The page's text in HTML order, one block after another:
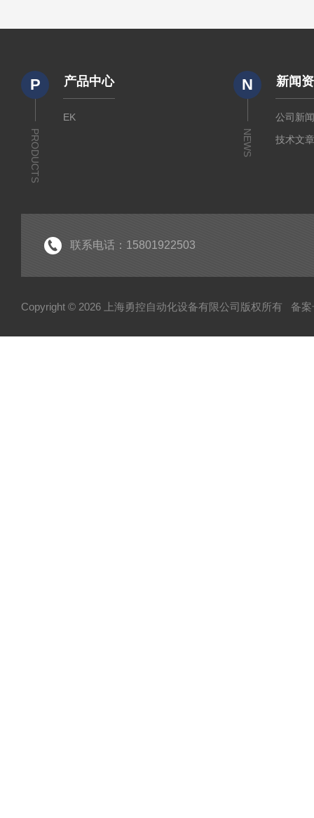
P
PRODUCTS
产品中心
EK
N
NEWS
新闻
公司新
技术文
联系电话：15801922503
Copyright © 2026 上海勇控自动化设备有限公司版权所有 备案